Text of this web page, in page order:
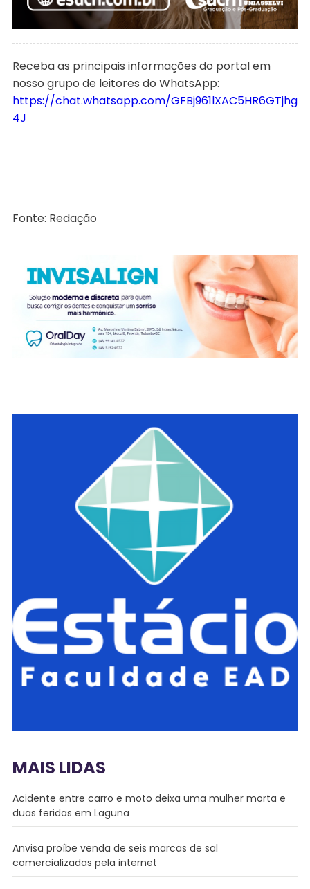
Receba as principais informações do portal em
nosso grupo de leitores do WhatsApp:
https://chat.whatsapp.com/GFBj961lXAC5HR6GTjhg
4J
Fonte: Redação
MAIS LIDAS
Acidente entre carro e moto deixa uma mulher morta e
duas feridas em Laguna
Anvisa proíbe venda de seis marcas de sal
comercializadas pela internet